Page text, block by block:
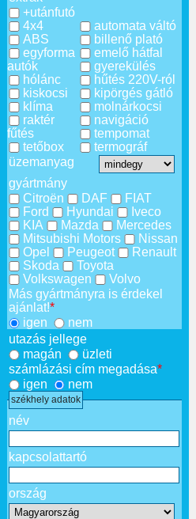
+utánfutó
4x4
ABS
egyforma
autók
hólánc
kiskocsi
klíma
raktér
fűtés
tetőbox
automata váltó
billenő plató
emelő hátfal
gyerekülés
hűtés 220V-ról
kipörgés gátló
molnárkocsi
navigáció
tempomat
termográf
üzemanyag
gyártmány
Citroën
DAF
FIAT
Ford
Hyundai
Iveco
KIA
Mazda
Mercedes
Mitsubishi Motors
Nissan
Opel
Peugeot
Renault
Skoda
Toyota
Volkswagen
Volvo
Más gyártmányra is érdekel
ajánlat!*
igen
nem
utazás jellege
magán
üzleti
számlázási cím megadása*
igen
nem
székhely adatok
név
kapcsolattartó
ország